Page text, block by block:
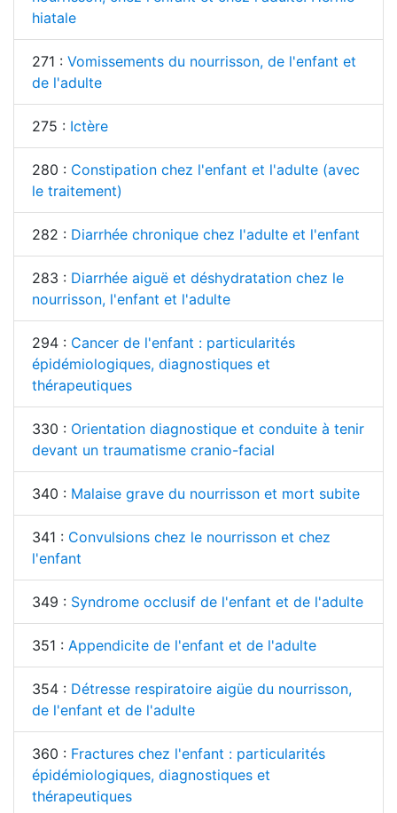
hiatale
271 : Vomissements du nourrisson, de l'enfant et
de l'adulte
275 : Ictère
280 : Constipation chez l'enfant et l'adulte (avec
le traitement)
282 : Diarrhée chronique chez l'adulte et l'enfant
283 : Diarrhée aiguë et déshydratation chez le
nourrisson, l'enfant et l'adulte
294 : Cancer de l'enfant : particularités
épidémiologiques, diagnostiques et
thérapeutiques
330 : Orientation diagnostique et conduite à tenir
devant un traumatisme cranio-facial
340 : Malaise grave du nourrisson et mort subite
341 : Convulsions chez le nourrisson et chez
l'enfant
349 : Syndrome occlusif de l'enfant et de l'adulte
351 : Appendicite de l'enfant et de l'adulte
354 : Détresse respiratoire aigüe du nourrisson,
de l'enfant et de l'adulte
360 : Fractures chez l'enfant : particularités
épidémiologiques, diagnostiques et
thérapeutiques